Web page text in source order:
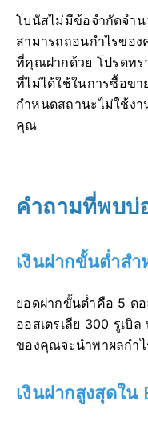
โบนัสไม่มีข้อจำกัดจำ
สามารถถอนกำไรของ
ที่คุณฝากด้วย โปรดทร
ที่ไม่ได้ใช้ในการซื้อขา
กำหนดสถานะไม่ใช้ง
คุณ
คำถามที่พบบ่
เงินฝากขั้นต่ำส
ยอดฝากขั้นต่ำคือ 5 ด
ออสเตรเลีย 300 รูเบิ
ของคุณจะนำพาผลกำ
เงินฝากสูงสุดใ